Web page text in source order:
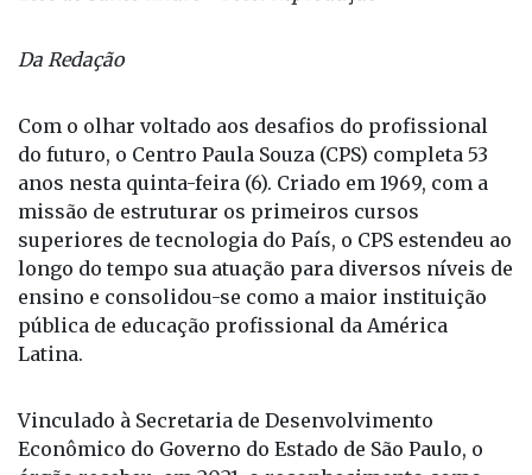
Com o olhar voltado aos desafios do profissional
missão de estruturar os primeiros cursos
superiores de tecnologia do País, o CPS estendeu ao
longo do tempo sua atuação para diversos níveis de
ensino e consolidou-se como a maior instituição
pública de educação profissional da América
Latina.
Vinculado à Secretaria de Desenvolvimento
Instituto de Ciência e Tecnologia (ICT). Hoje, a
instituição atende mais de 323 mil alunos